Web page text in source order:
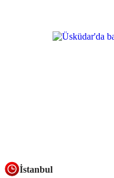
İstanbul